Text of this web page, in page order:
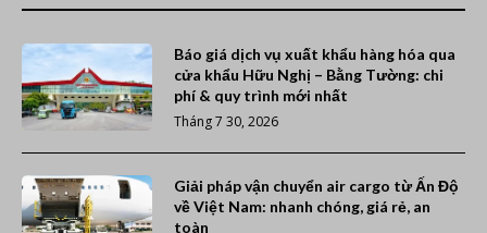
Báo giá dịch vụ xuất khẩu hàng hóa qua
cửa khẩu Hữu Nghị – Bằng Tường: chi
phí & quy trình mới nhất
Tháng 7 30, 2026
Giải pháp vận chuyển air cargo từ Ấn Độ
về Việt Nam: nhanh chóng, giá rẻ, an
toàn